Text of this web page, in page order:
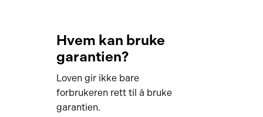
Hvem kan bruke
garantien?
Loven gir ikke bare
forbrukeren rett til å bruke
garantien.